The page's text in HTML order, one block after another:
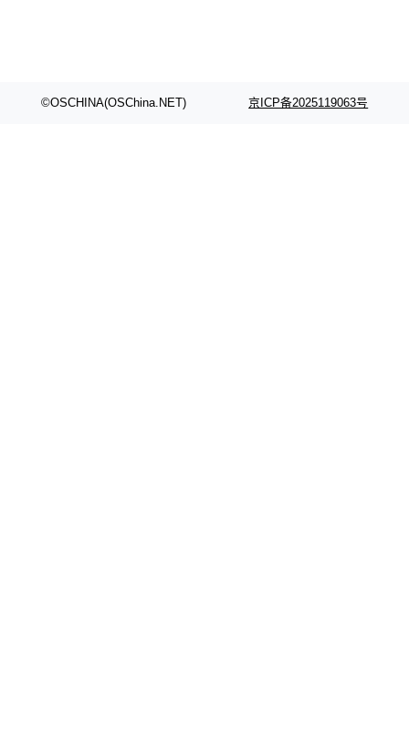
©OSCHINA(OSChina.NET) 京ICP备2025119063号